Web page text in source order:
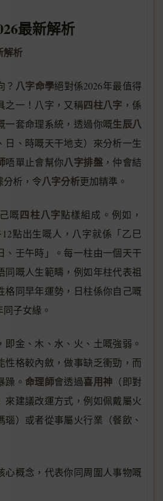
最新解析
解析
？ 八字命學絕對係2026年最值得
之一！八字，又稱四柱八字 ，係
一套命理系統，透過你嘅生辰八
日、時嘅天干地支）來分析一生
唔單止會幫你八字排盤，仲會結
分析，令八字分析更加精準。
嘅四柱八字點樣組成。例如，
12點出生嘅人，八字就係「乙巳
、壬午時」。每一柱由一個天干
同嘅人生範疇，例如年柱代表祖
格同早年運勢，日柱係你自己嘅
子女緣。
即金、木、水、火、土嘅強弱。
性格較內斂，做事缺乏衝勁，而
躁。 命理師會透過喜用神 （即對
來建議改運方式，例如佩戴屬火
瑙）或者從事屬火行業（餐飲、
心概念，代表你同周圍人事物嘅